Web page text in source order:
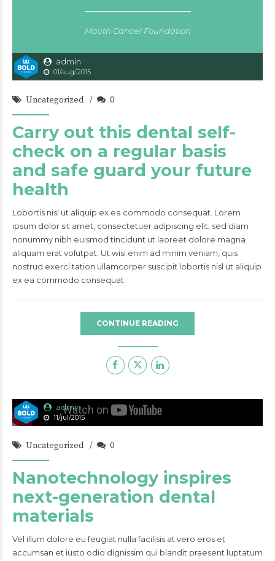
Mouth Cancer Foundation
admin
01/aug/2015
Uncategorized 0
Carry out this dental self-
check on a regular basis
and safe guard your future
health
Lobortis nisl ut aliquip ex ea commodo consequat. Lorem
ipsum dolor sit amet, consectetuer adipiscing elit, sed diam
nonummy nibh euismod tincidunt ut laoreet dolore magna
aliquam erat volutpat. Ut wisi enim ad minim veniam, quis
nostrud exerci tation ullamcorper suscipit lobortis nisl ut aliquip
ex ea commodo consequat.
CONTINUE READING
admin
11/jul/2015
Uncategorized 0
Nanotechnology inspires
next-generation dental
materials
Vel illum dolore eu feugiat nulla facilisis at vero eros et
accumsan et iusto odio dignissim qui blandit praesent luptatum